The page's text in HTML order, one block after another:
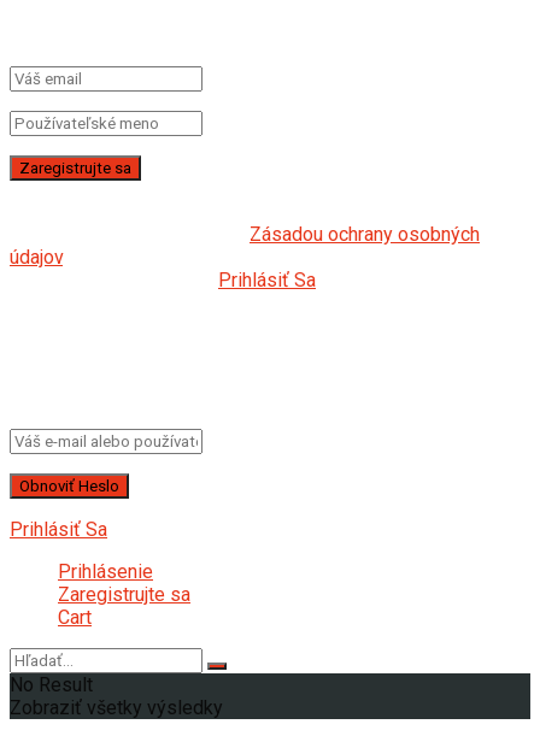
Zásadou ochrany osobných
údajov.
Prihlásiť Sa
Prihlásiť Sa
Prihlásenie
Zaregistrujte sa
Cart
No Result
Zobraziť všetky výsledky